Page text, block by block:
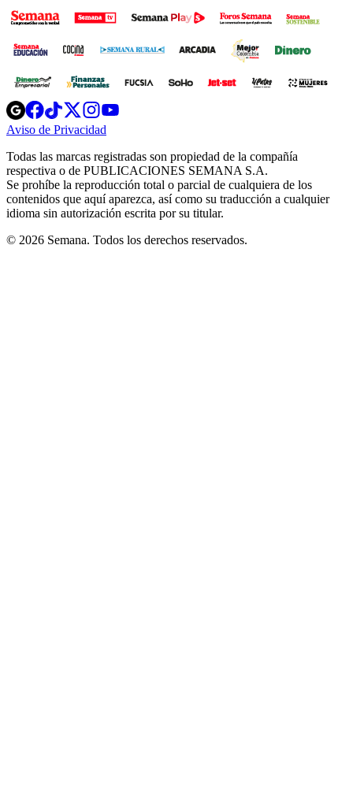
Opens
in
new
Opens
in
new
Opens
in
new
window
Opens
new
windowwindow
Aviso de Privacidad
new
window
Todas las marcas registradas son propiedad de la compañía
respectiva o de PUBLICACIONES SEMANA S.A.
Se prohíbe la reproducción total o parcial de cualquiera de los
contenidos que aquí aparezca, así como su traducción a cualquier
idioma sin autorización escrita por su titular.
© 2026 Semana. Todos los derechos reservados.